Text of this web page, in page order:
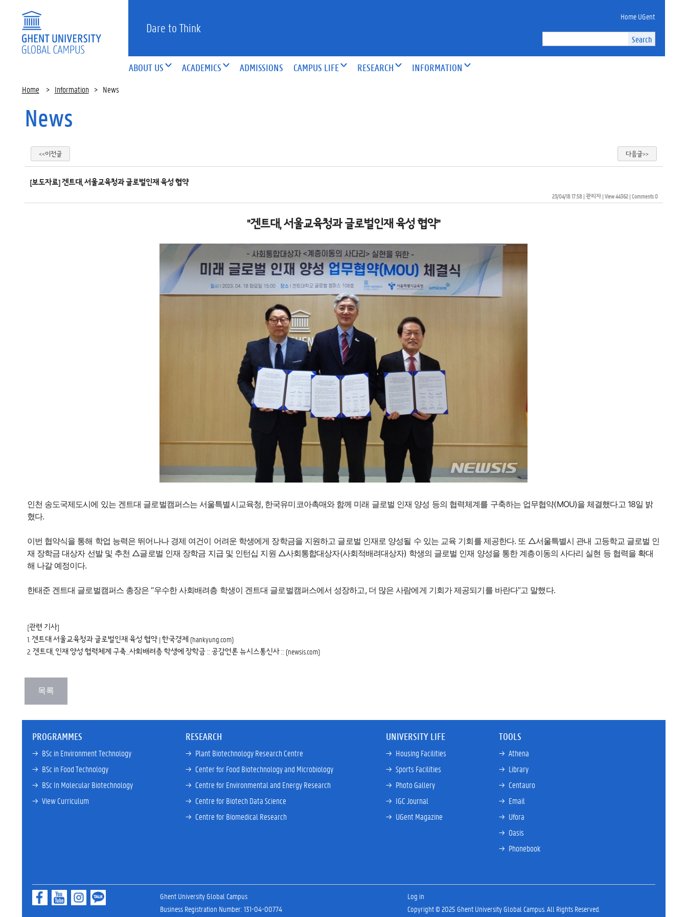
Dare to Think
Home UGent
ABOUT US ACADEMICS ADMISSIONS CAMPUS LIFE RESEARCH INFORMATION
Home > Information > News
News
<<이전글 다음글>>
[보도자료] 겐트대, 서울교육청과 글로벌인재 육성 협약
23/04/18 17:58| 관리자| View 44362| Comments 0
"겐트대, 서울교육청과 글로벌인재 육성 협약"
인천 송도국제도시에 있는 겐트대 글로벌캠퍼스는 서울특별시교육청, 한국유미코아촉매와 함께 미래 글로벌 인재 양성 등의 협력체계를 구축하는 업무협약(MOU)을 체결했다고 18일 밝
혔다.
이번 협약식을 통해 학업 능력은 뛰어나나 경제 여건이 어려운 학생에게 장학금을 지원하고 글로벌 인재로 양성될 수 있는 교육 기회를 제공한다. 또 △서울특별시 관내 고등학교 글로벌 인
재 장학금 대상자 선발 및 추천 △글로벌 인재 장학금 지급 및 인턴십 지원 △사회통합대상자(사회적배려대상자) 학생의 글로벌 인재 양성을 통한 계층이동의 사다리 실현 등 협력을 확대
해 나갈 예정이다.
한태준 겐트대 글로벌캠퍼스 총장은 “우수한 사회배려층 학생이 겐트대 글로벌캠퍼스에서 성장하고, 더 많은 사람에게 기회가 제공되기를 바란다”고 말했다.
[관련 기사]
1.겐트대 서울교육청과 글로벌인재 육성 협약 | 한국경제 (hankyung.com)
2.겐트대, 인재 양성 협력체계 구축…사회배려층 학생에 장학금 :: 공감언론 뉴시스통신사 :: (newsis.com)
PROGRAMMES
→ BSc in Environment Technology
→ BSc in Food Technology
→ BSc In Molecular Biotechnology
→ View Curriculum
RESEARCH
→ Plant Biotechnology Research Centre
→ Center for Food Biotechnology and Microbiology
→ Centre for Environmental and Energy Research
→ Centre for Biotech Data Science
→ Centre for Biomedical Research
UNIVERSITY LIFE
→ Housing Facilities
→ Sports Facilities
→ Photo Gallery
→ IGC Journal
→ UGent Magazine
TOOLS
→ Athena
→ Library
→ Centauro
→ Email
→ Ufora
→ Oasis
→ Phonebook
Ghent University Global Campus
Business Registration Number: 131-04-00774
Log in
Copyright © 2025 Ghent University Global Campus. All Rights Reserved.